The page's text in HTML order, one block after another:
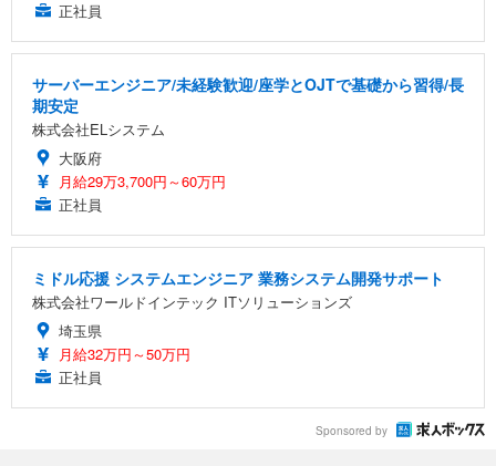
正社員
サーバーエンジニア/未経験歓迎/座学とOJTで基礎から習得/長
期安定
株式会社ELシステム
大阪府
月給29万3,700円～60万円
正社員
ミドル応援 システムエンジニア 業務システム開発サポート
株式会社ワールドインテック ITソリューションズ
埼玉県
月給32万円～50万円
正社員
Sponsored by